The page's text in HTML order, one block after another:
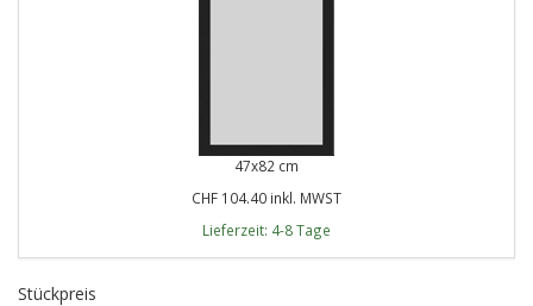
47x82 cm
CHF 104.40 inkl. MWST
Lieferzeit: 4-8 Tage
Stückpreis